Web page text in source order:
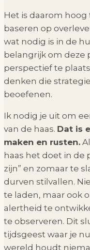
Het is daarom
baseren op
wat nodig is in de
belangrijk om deze
perspectief te
denken die
beoefenen.
Ik nodig je uit om
van de haas. Dat is
maken en rusten.
haas het doet in de
zijn” en zomaar te
durven stilvallen.
te laden, maar ook
alertheid te
te observeren. Dit
tijdsgeest waar je
wereld houdt